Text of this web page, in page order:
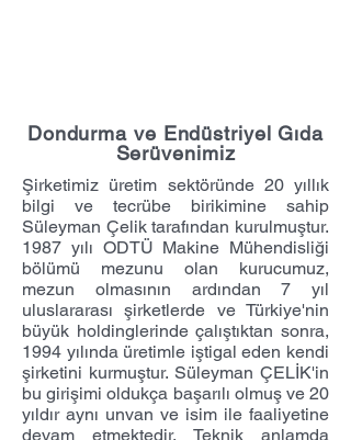
Dondurma ve Endüstriyel Gıda
Serüvenimiz
Şirketimiz üretim sektöründe 20 yıllık
bilgi ve tecrübe birikimine sahip
Süleyman Çelik tarafından kurulmuştur.
1987 yılı ODTÜ Makine Mühendisliği
bölümü mezunu olan kurucumuz,
mezun olmasının ardından 7 yıl
uluslararası şirketlerde ve Türkiye'nin
büyük holdinglerinde çalıştıktan sonra,
1994 yılında üretimle iştigal eden kendi
şirketini kurmuştur. Süleyman ÇELİK'in
bu girişimi oldukça başarılı olmuş ve 20
yıldır aynı unvan ve isim ile faaliyetine
devam etmektedir. Teknik anlamda